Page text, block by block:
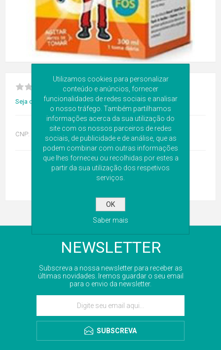
Seja o primeiro a avaliar este produto
CNP:
NEWSLETTER
Subscreva a nossa newsletter para receber as
últimas novidades. Iremos guardar o seu email
para o envio da newsletter.
SUBSCREVA
Utilizamos cookies para personalizar
conteúdo e anúncios, fornecer
funcionalidades de redes sociais e analisar
o nosso tráfego. Também partilhamos
informações acerca da sua utilização do
site com os nossos parceiros de redes
sociais, de publicidade e de análise, que as
podem combinar com outras informações
que lhes forneceu ou recolhidas por estes a
partir da sua utilização dos respetivos
serviços.
OK
Saber mais